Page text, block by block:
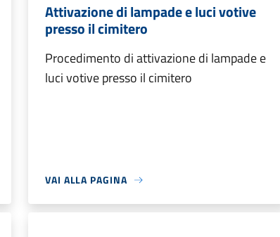
Attivazione di lampade e luci votive
presso il cimitero
Procedimento di attivazione di lampade e
luci votive presso il cimitero
VAI ALLA PAGINA